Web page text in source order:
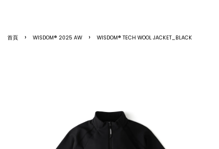
首頁 › WISDOM® 2025 AW › WISDOM® TECH WOOL JACKET_BLACK